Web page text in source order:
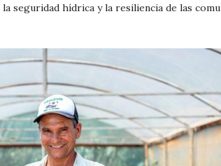
seguridad hídrica y la resiliencia de las